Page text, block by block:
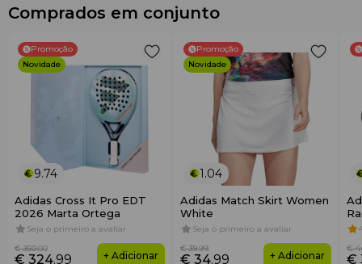
Comprados em conjunto
Promoção
Novidade
9.74
Adidas Cross It Pro EDT
2026 Marta Ortega
Seja o primeiro a avaliar
€ 324.99
€ 360.00
+ Adicionar
Promoção
Novidade
1.04
Adidas Match Skirt Women
White
Seja o primeiro a avaliar
€ 34.99
€ 39.99
+ Adicionar €
€